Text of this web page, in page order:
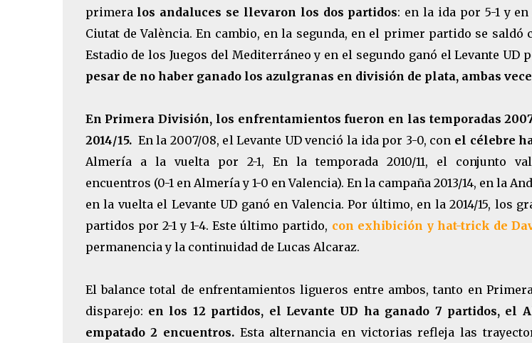
primera los andaluces se llevaron los dos partidos: en la ida por 5-1 y
Ciutat de València. En cambio, en la segunda, en el primer partido se saldó
Estadio de los Juegos del Mediterráneo y en el segundo ganó el Levante UD
pesar de no haber ganado los azulgranas en división de plata, ambas
En Primera División, los enfrentamientos fueron en las temporadas 2007/
2014/15.En la 2007/08, el Levante UD venció la ida por 3-0, con el célebre
Almería a la vuelta por 2-1, En la temporada
2010/11, el conjunto
encuentros (0-1 en Almería y 1-0 en Valencia). En la campaña 2013/14, en la
en la vuelta el Levante UD ganó en Valencia. Por último, en la 2014/15, los
partidos por 2-1 y 1-4. Este último partido, con exhibición y hat-trick de
permanencia y la continuidad de Lucas Alcaraz.
El balance total de enfrentamientos ligueros entre ambos, tanto en
disparejo: en los 12 partidos, el Levante UD ha ganado 7 partidos, el
empatado 2 encuentros.Esta alternancia en victorias refleja las